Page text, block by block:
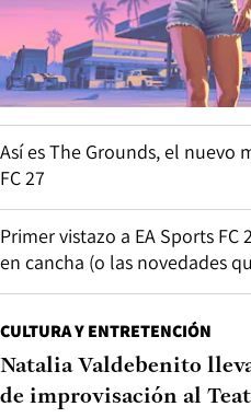
Así es The Grounds, el nuevo
FC 27
Primer vistazo a EA Sports
en cancha (o las novedades
CULTURA Y ENTRETENCIÓN
Natalia Valdebenito
de improvisación al